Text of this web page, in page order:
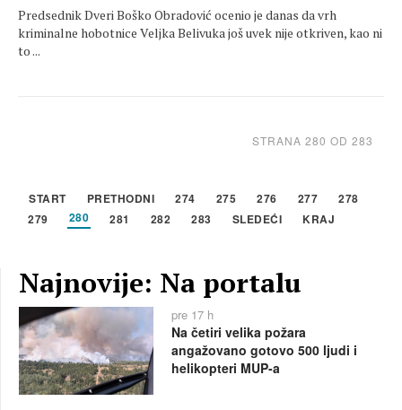
Predsednik Dveri Boško Obradović ocenio je danas da vrh
kriminalne hobotnice Veljka Belivuka još uvek nije otkriven, kao ni
to ...
STRANA 280 OD 283
START PRETHODNI 274 275 276 277
278
279
280 281 282 283 SLEDEĆI KRAJ
Najnovije: Na portalu
pre 17 h
Na četiri velika požara
angažovano gotovo 500 ljudi i
helikopteri MUP-a